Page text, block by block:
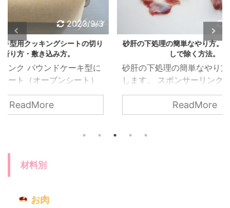
9/3
の切り
型に
）
敷き
た。
すめ
砂肝の下処理の簡単なやり方。銀皮を包丁な
砂肝の下処理の簡単なやり方をご紹介
します。 スポンサーリンク 砂肝には銀
皮（ぎんぴ）と呼ばれる、取り除くと
食べやすくなる白い部分があります。
銀皮は包丁なしでも竹串があれば手で
ご紹介していますので参考になれば幸
いちご
スポ
く仕
ます
り、
をつ
材料別
お肉